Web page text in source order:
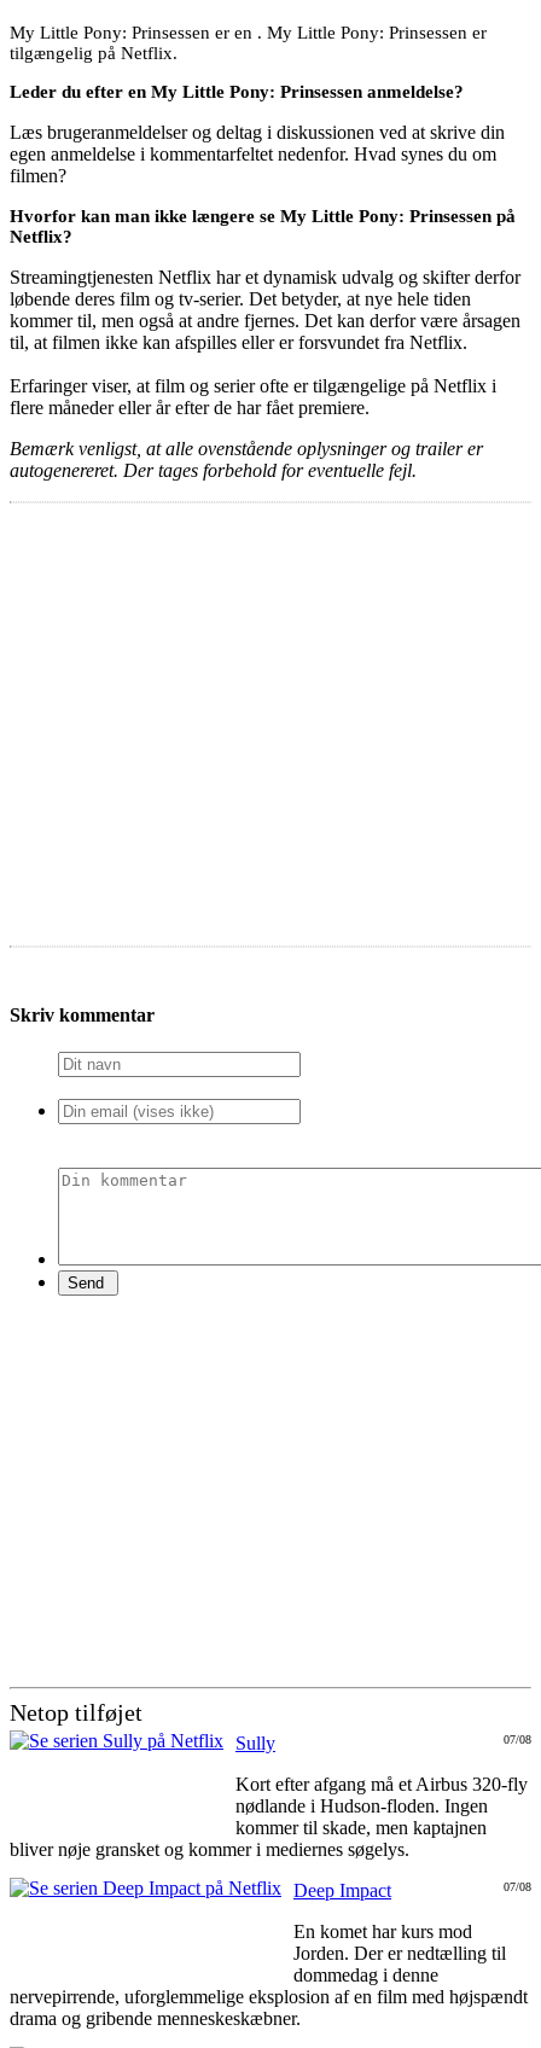
My Little Pony: Prinsessen er en . My Little Pony: Prinsessen er
tilgængelig på Netflix.
Leder du efter en My Little Pony: Prinsessen anmeldelse?
Læs brugeranmeldelser og deltag i diskussionen ved at skrive din
egen anmeldelse i kommentarfeltet nedenfor. Hvad synes du om
filmen?
Hvorfor kan man ikke længere se My Little Pony: Prinsessen på
Netflix?
Streamingtjenesten Netflix har et dynamisk udvalg og skifter derfor
løbende deres film og tv-serier. Det betyder, at nye hele tiden
kommer til, men også at andre fjernes. Det kan derfor være årsagen
til, at filmen ikke kan afspilles eller er forsvundet fra Netflix.
Erfaringer viser, at film og serier ofte er tilgængelige på Netflix i
flere måneder eller år efter de har fået premiere.
Bemærk venligst, at alle ovenstående oplysninger og trailer er
autogenereret. Der tages forbehold for eventuelle fejl.
Skriv kommentar
Netop tilføjet
07/08
Sully
Kort efter afgang må et Airbus 320-fly
nødlande i Hudson-floden. Ingen
kommer til skade, men kaptajnen
bliver nøje gransket og kommer i mediernes søgelys.
07/08
Deep Impact
En komet har kurs mod
Jorden. Der er nedtælling til
dommedag i denne
nervepirrende, uforglemmelige eksplosion af en film med højspændt
drama og gribende menneskeskæbner.